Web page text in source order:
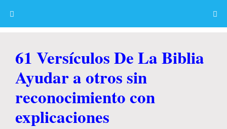
61 Versículos De La Biblia
Ayudar a otros sin
reconocimiento con
explicaciones